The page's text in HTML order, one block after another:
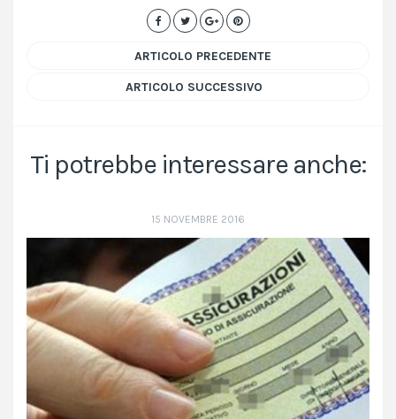
ARTICOLO PRECEDENTE
ARTICOLO SUCCESSIVO
Ti potrebbe interessare anche:
15 NOVEMBRE 2016